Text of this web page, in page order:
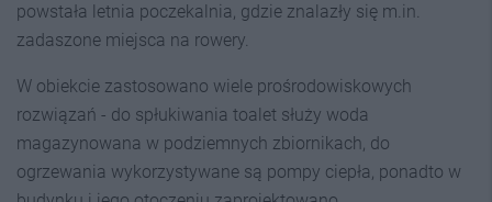
powstała letnia poczekalnia, gdzie znalazły się m.in.
zadaszone miejsca na rowery.
W obiekcie zastosowano wiele prośrodowiskowych
rozwiązań - do spłukiwania toalet służy woda
magazynowana w podziemnych zbiornikach, do
ogrzewania wykorzystywane są pompy ciepła, ponadto w